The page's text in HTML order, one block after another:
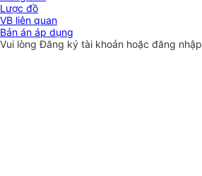
Lược đồ
VB liên quan
Bản án áp dụng
Vui lòngĐăng ký tài khoản hoặc đăng nhập